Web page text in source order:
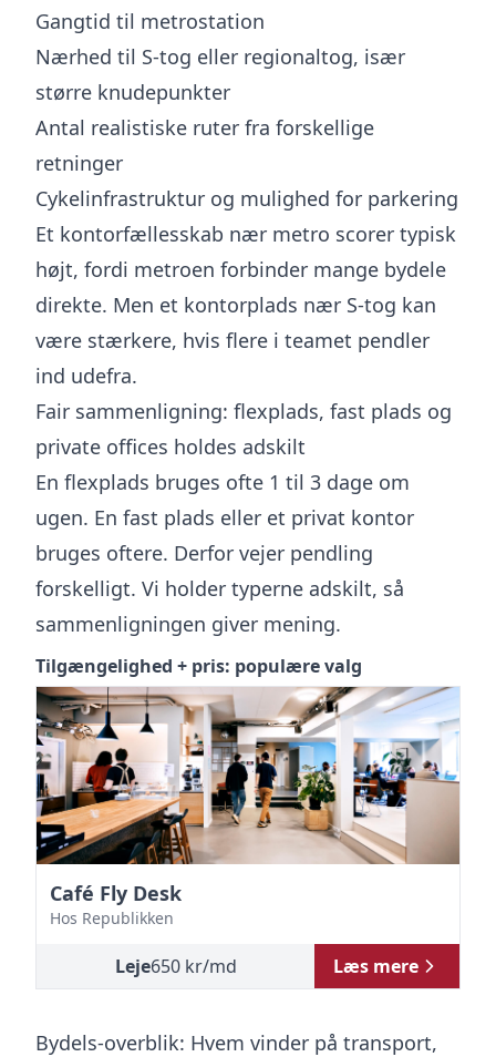
Gangtid til metrostation
Nærhed til S-tog eller regionaltog, især
større knudepunkter
Antal realistiske ruter fra forskellige
retninger
Cykelinfrastruktur og mulighed for parkering
Et kontorfællesskab nær metro scorer typisk
højt, fordi metroen forbinder mange bydele
direkte. Men et kontorplads nær S-tog kan
være stærkere, hvis flere i teamet pendler
ind udefra.
Fair sammenligning: flexplads, fast plads og
private offices holdes adskilt
En flexplads bruges ofte 1 til 3 dage om
ugen. En fast plads eller et privat kontor
bruges oftere. Derfor vejer pendling
forskelligt. Vi holder typerne adskilt, så
sammenligningen giver mening.
Tilgængelighed + pris: populære valg
Café Fly Desk
Hos Republikken
Leje650kr/md Læs mere
Bydels-overblik: Hvem vinder på transport,